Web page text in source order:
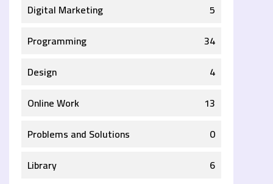
5
Digital Marketing
34
Programming
4
Design
13
Online Work
0
Problems and Solutions
6
Library